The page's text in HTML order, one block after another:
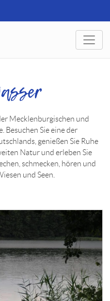
Mecklenburgischen und
Besuchen Sie eine der
genießen Sie Ruhe
Natur und erleben Sie
schmecken, hören und
und Seen.